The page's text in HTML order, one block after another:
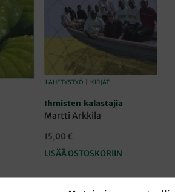
LÄHETYSTYÖ KIRJAT
Ihmisten kalastajia
Martti Arkkila
15,00 €
LISÄÄ OSTOSKORIIN